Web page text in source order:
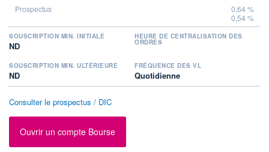
0,64 %
0,54 %
SOUSCRIPTION MIN. INITIALE
ND
HEURE DE CENTRALISATION DES
ORDRES
SOUSCRIPTION MIN. ULTÉRIEURE
ND
FRÉQUENCE DES VL
Quotidienne
Consulter le prospectus / DIC
Ouvrir un compte Bourse